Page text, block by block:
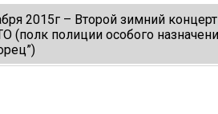
2015г – Второй зимний концерт
(полк полиции особого